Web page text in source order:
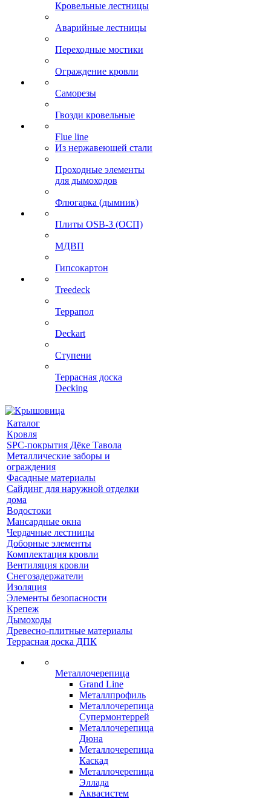
Кровельные лестницы
Аварийные лестницы
Переходные мостики
Ограждение кровли
Саморезы
Гвозди кровельные
Flue line
Из нержавеющей стали
Проходные элементы
для дымоходов
Флюгарка (дымник)
Плиты OSB-3 (ОСП)
МДВП
Гипсокартон
Treedeck
Террапол
Deckart
Ступени
Террасная доска
Decking
Каталог
Кровля
SPC-покрытия Дёке Тавола
Металлические заборы и
ограждения
Фасадные материалы
Сайдинг для наружной отделки
дома
Водостоки
Мансардные окна
Чердачные лестницы
Доборные элементы
Комплектация кровли
Вентиляция кровли
Снегозадержатели
Изоляция
Элементы безопасности
Крепеж
Дымоходы
Древесно-плитные материалы
Террасная доска ДПК
Металлочерепица
Grand Line
Металлпрофиль
Металлочерепица
Супермонтеррей
Металлочерепица
Дюна
Металлочерепица
Каскад
Металлочерепица
Эллада
Аквасистем